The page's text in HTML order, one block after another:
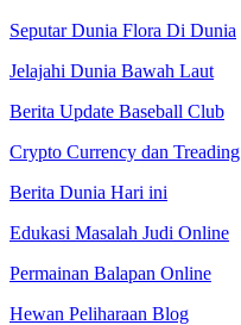
Seputar Dunia Flora Di Dunia
Jelajahi Dunia Bawah Laut
Berita Update Baseball Club
Crypto Currency dan Treading
Berita Dunia Hari ini
Edukasi Masalah Judi Online
Permainan Balapan Online
Hewan Peliharaan Blog